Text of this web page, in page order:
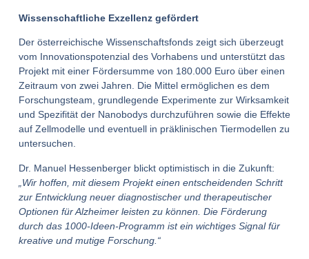
Wissenschaftliche Exzellenz gefördert
Der österreichische Wissenschaftsfonds zeigt sich überzeugt
vom Innovationspotenzial des Vorhabens und unterstützt das
Projekt mit einer Fördersumme von 180.000 Euro über einen
Zeitraum von zwei Jahren. Die Mittel ermöglichen es dem
Forschungsteam, grundlegende Experimente zur Wirksamkeit
und Spezifität der Nanobodys durchzuführen sowie die Effekte
auf Zellmodelle und eventuell in präklinischen Tiermodellen zu
untersuchen.
Dr. Manuel Hessenberger blickt optimistisch in die Zukunft:
„Wir hoffen, mit diesem Projekt einen entscheidenden Schritt
zur Entwicklung neuer diagnostischer und therapeutischer
Optionen für Alzheimer leisten zu können. Die Förderung
durch das 1000-Ideen-Programm ist ein wichtiges Signal für
kreative und mutige Forschung.“